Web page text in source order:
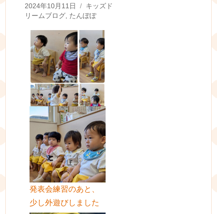
Posted
on
2024年10月11日 Categories
キッズド
リームブログ, たんぽぽ
発表会練習のあと、
少し外遊びしました